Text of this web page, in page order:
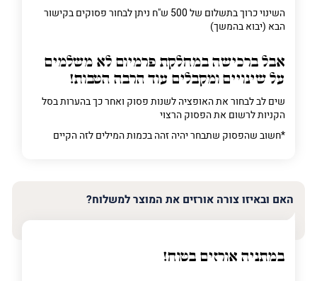
השינוי כרוך בתשלום של 500 ש"ח ניתן לבחור פסוקים בקישור
הבא (יבוא בהמשך)
אבל ברכישה במחלקת פרמיום לא משלמים
על שינויים ומקבלים עוד הרבה הטבות!
שים לב לבחור את האופציה לשנות פסוק ואחר כך בהערות בסל
הקניות לרשום את הפסוק הרצוי
*חשוב שהפסוק שתבחר יהיה זהה בכמות המילים לזה הקיים
האם ובאיזו צורה אורזים את המוצר למשלוח?
במתניה אורזים בטוח!